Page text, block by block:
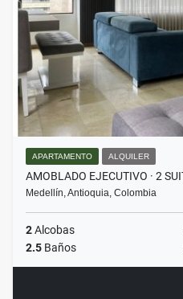
APARTAMENTO ALQUILER
AMOBLADO EJECUTIVO · 2
Medellín, Antioquia, Colombia
2Alcobas
2.5 Baños